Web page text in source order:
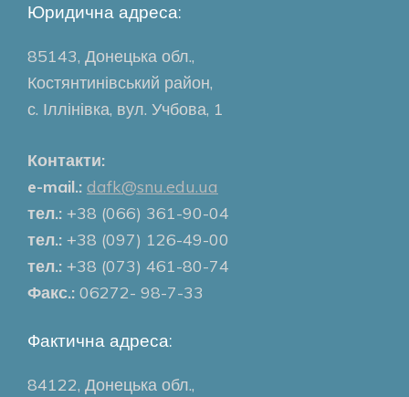
Юридична адреса:
85143, Донецька обл.,
Костянтинівський район,
с. Іллінівка, вул. Учбова, 1
Контакти:
e-mail.: dafk@snu.edu.ua
тел.: +38 (066) 361-90-04
тел.: +38 (097) 126-49-00
тел.: +38 (073) 461-80-74
Факс.: 06272- 98-7-33
Фактична адреса:
84122, Донецька обл.,